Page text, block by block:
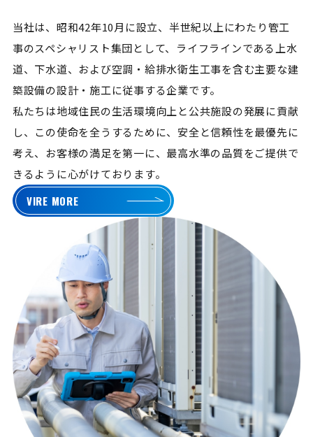
当社は、昭和42年10月に設立、半世紀以上にわたり管工
事のスペシャリスト集団として、ライフラインである上水
道、下水道、および空調・給排水衛生工事を含む主要な建
築設備の設計・施工に従事する企業です。
私たちは地域住民の生活環境向上と公共施設の発展に貢献
し、この使命を全うするために、安全と信頼性を最優先に
考え、お客様の満足を第一に、最高水準の品質をご提供で
きるように心がけております。
VIRE MORE